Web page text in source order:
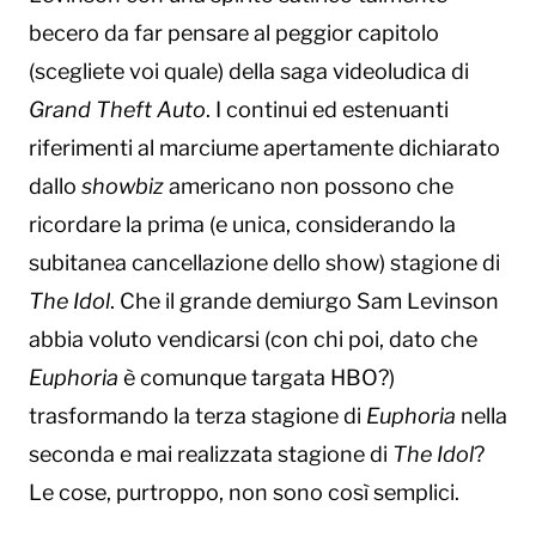
becero da far pensare al peggior capitolo
(scegliete voi quale) della saga videoludica di
Grand Theft Auto. I continui ed estenuanti
riferimenti al marciume apertamente dichiarato
dallo showbizamericano non possono che
ricordare la prima (e unica, considerando la
subitanea cancellazione dello show) stagione di
The Idol. Che il grande demiurgo Sam Levinson
abbia voluto vendicarsi (con chi poi, dato che
Euphoria è comunque targata HBO?)
trasformando la terza stagione di Euphoria nella
seconda e mai realizzata stagione di The Idol?
Le cose, purtroppo, non sono così semplici.